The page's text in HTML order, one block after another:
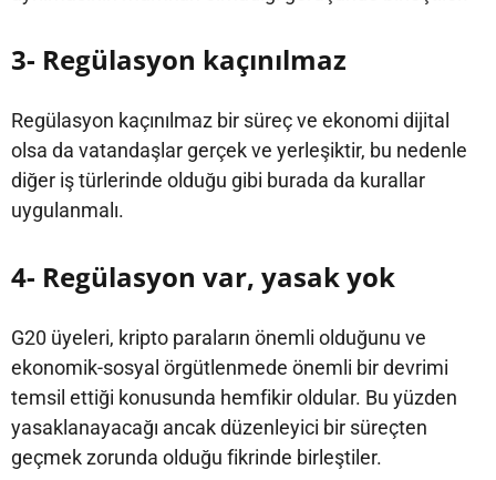
3- Regülasyon kaçınılmaz
Regülasyon kaçınılmaz bir süreç ve ekonomi dijital
olsa da vatandaşlar gerçek ve yerleşiktir, bu nedenle
diğer iş türlerinde olduğu gibi burada da kurallar
uygulanmalı.
4- Regülasyon var, yasak yok
G20 üyeleri, kripto paraların önemli olduğunu ve
ekonomik-sosyal örgütlenmede önemli bir devrimi
temsil ettiği konusunda hemfikir oldular. Bu yüzden
yasaklanayacağı ancak düzenleyici bir süreçten
geçmek zorunda olduğu fikrinde birleştiler.